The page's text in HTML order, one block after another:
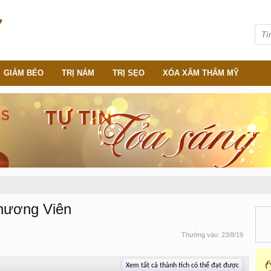
Viên
Thưởng vào: 23/8/19
Xem tất cả thành tích có thể đạt được
GIẢM BÉO TRỊ NÁM TRỊ SẸO XÓA XĂM THẨM MỸ